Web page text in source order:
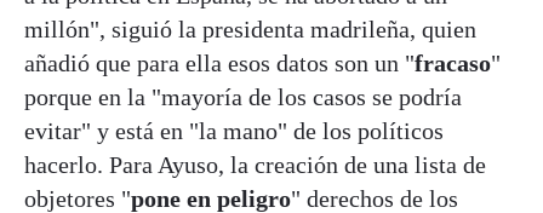
millón", siguió la presidenta madrileña, quien
añadió que para ella esos datos son un "fracaso"
porque en la "mayoría de los casos se podría
evitar" y está en "la mano" de los políticos
hacerlo. Para Ayuso, la creación de una lista de
objetores "pone en peligro" derechos de los